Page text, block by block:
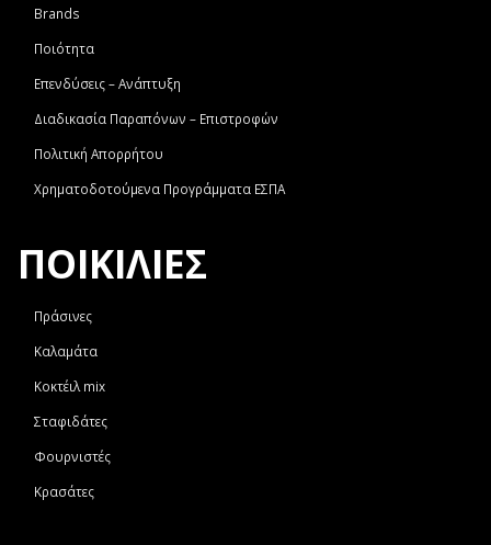
Brands
Ποιότητα
Επενδύσεις – Ανάπτυξη
Διαδικασία Παραπόνων – Επιστροφών
Πολιτική Απορρήτου
Χρηματοδοτούμενα Προγράμματα ΕΣΠΑ
ΠΟΙΚΙΛΙΕΣ
Πράσινες
Καλαμάτα
Κοκτέιλ mix
Σταφιδάτες
Φουρνιστές
Κρασάτες